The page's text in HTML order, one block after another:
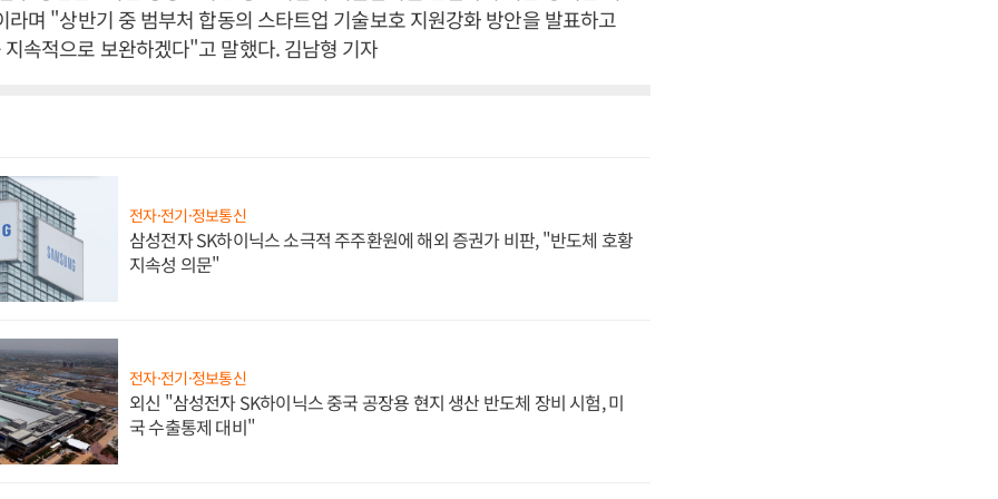
라며 "상반기 중 범부처 합동의 스타트업 기술보호 지원강화 방안을 발표하고
속적으로 보완하겠다"고 말했다. 김남형 기자
전자·전기·정보통신
삼성전자 SK하이닉스 소극적 주주환원에 해외 증권가 비판, "반도체 호황
지속성 의문"
전자·전기·정보통신
외신 "삼성전자 SK하이닉스 중국 공장용 현지 생산 반도체 장비 시험, 미
국 수출통제 대비"